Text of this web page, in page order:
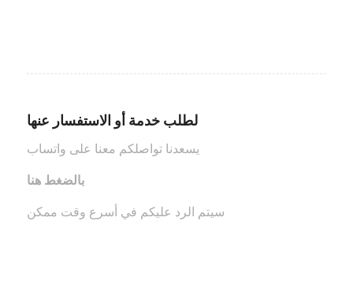
لطلب خدمة أو الاستفسار عنها
يسعدنا تواصلكم معنا على واتساب
بالضغط هنا
سيتم الرد عليكم في أسرع وقت ممكن